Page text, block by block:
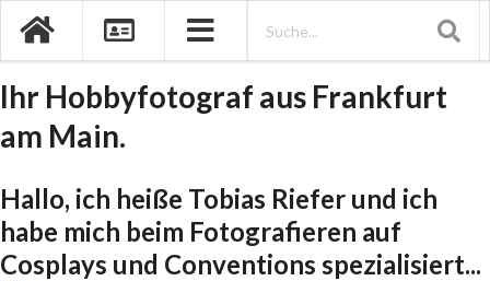
Ihr Hobbyfotograf aus Frankfurt
am Main.
Hallo, ich heiße Tobias Riefer und ich
habe mich beim Fotografieren auf
Cosplays und Conventions spezialisiert...